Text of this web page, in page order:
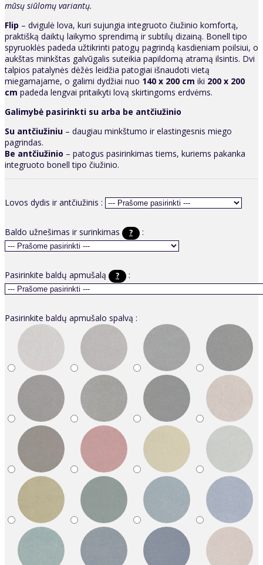
mūsų siūlomų variantų.
Flip – dvigulė lova, kuri sujungia integruoto čiužinio komfortą,
praktišką daiktų laikymo sprendimą ir subtilų dizainą. Bonell tipo
spyruoklės padeda užtikrinti patogų pagrindą kasdieniam poilsiui, o
aukštas minkštas galvūgalis suteikia papildomą atramą ilsintis. Dvi
talpios patalynės dėžės leidžia patogiai išnaudoti vietą
miegamajame, o galimi dydžiai nuo 140 x 200 cm iki 200 x 200
cm padeda lengvai pritaikyti lovą skirtingoms erdvėms.
Galimybė pasirinkti su arba be antčiužinio
Su antčiužiniu – daugiau minkštumo ir elastingesnis miego
pagrindas.
Be antčiužinio – patogus pasirinkimas tiems, kuriems pakanka
integruoto bonell tipo čiužinio.
Lovos dydis ir antčiužinis :
Baldo užnešimas ir surinkimas ? :
Pasirinkite baldų apmušalą ? :
Pasirinkite baldų apmušalo spalvą :